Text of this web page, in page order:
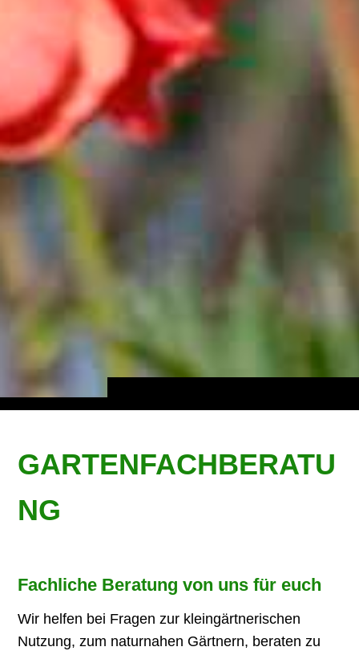
GARTENFACHBERATU
NG
Fachliche Beratung von uns für euch
Wir helfen bei Fragen zur kleingärtnerischen
Nutzung, zum naturnahen Gärtnern, beraten zu